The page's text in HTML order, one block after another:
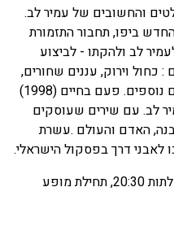
והחשובים של עמיר לב.
ביפו, תחבור התזמורת
לב ולהקתו - לביצוע
כחול וירוק, עננים שחורים,
ערב ראש השנה ,פעם בחיים ושירים נוספים. פעם בחיים (1998)
לב. עם שירים שעוסקים
האדם והעולם .עשרת
לאבני דרך בפסקול הישראלי.
6-5 בפברואר 2024, פתיחת דלתות 20:30, תחילת מופע